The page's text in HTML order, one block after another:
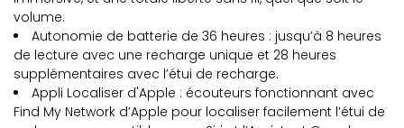
volume.
Autonomie de batterie de 36 heures : jusqu’à 8 heures
de lecture avec une recharge unique et 28 heures
supplémentaires avec l’étui de recharge.
Appli Localiser d'Apple : écouteurs fonctionnant avec
Find My Network d’Apple pour localiser facilement l’étui de